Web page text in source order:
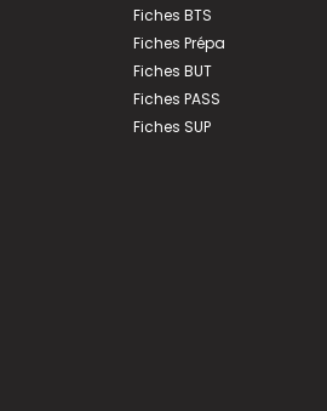
Fiches BTS
Fiches Prépa
Fiches BUT
Fiches PASS
Fiches SUP